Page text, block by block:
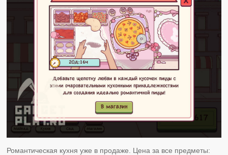
Романтическая кухня уже в продаже. Цена за все предметы: